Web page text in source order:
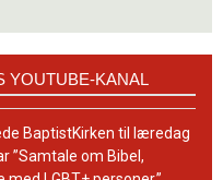
YOUTUBE-KANAL
BaptistKirken til læredag
”Samtale om Bibel,